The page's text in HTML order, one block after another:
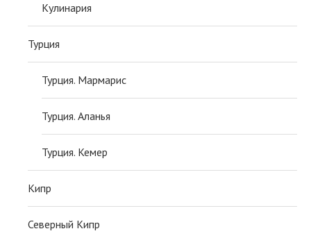
Кулинария
Турция
Турция. Мармарис
Турция. Аланья
Турция. Кемер
Кипр
Северный Кипр